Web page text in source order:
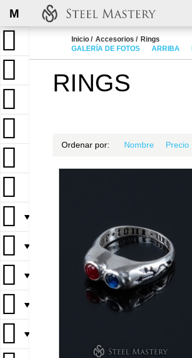
M
▼
▼
▼
▼
▼
Inicio Accesorios
Rings
GALERÍA DE FOTOS
ARRIBA
RINGS
Ordenar por: Nombre Precio